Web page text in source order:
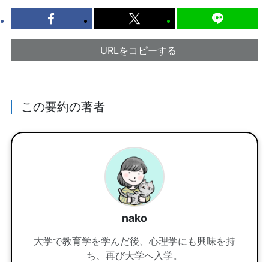
URLをコピーする
この要約の著者
nako
大学で教育学を学んだ後、心理学にも興味を持
ち、再び大学へ入学。